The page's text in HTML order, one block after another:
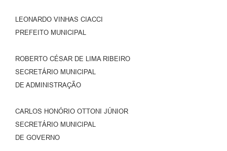
LEONARDO VINHAS CIACCI
PREFEITO MUNICIPAL
ROBERTO CÉSAR DE LIMA RIBEIRO
SECRETÁRIO MUNICIPAL
DE ADMINISTRAÇÃO
CARLOS HONÓRIO OTTONI JÚNIOR
SECRETÁRIO MUNICIPAL
DE GOVERNO